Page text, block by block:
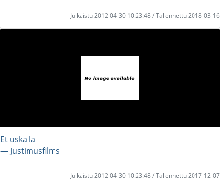
Julkaistu 2012-04-30 10:23:48 / Tallennettu 2018-03-16
Et uskalla
― Justimusfilms
Julkaistu 2012-04-30 10:23:48 / Tallennettu 2017-12-07